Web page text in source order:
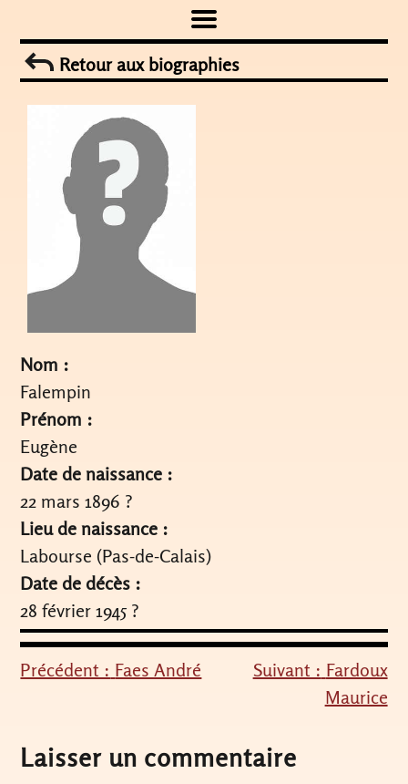
to
contentRetour aux biographies
Nom :
Falempin
Prénom :
Eugène
Date de naissance :
22 mars 1896 ?
Lieu de naissance :
Labourse (Pas-de-Calais)
Date de décès :
28 février 1945 ?
Navigation
l’article
Précédent : Faes André Suivant : Fardoux
Maurice
Laisser un commentaire